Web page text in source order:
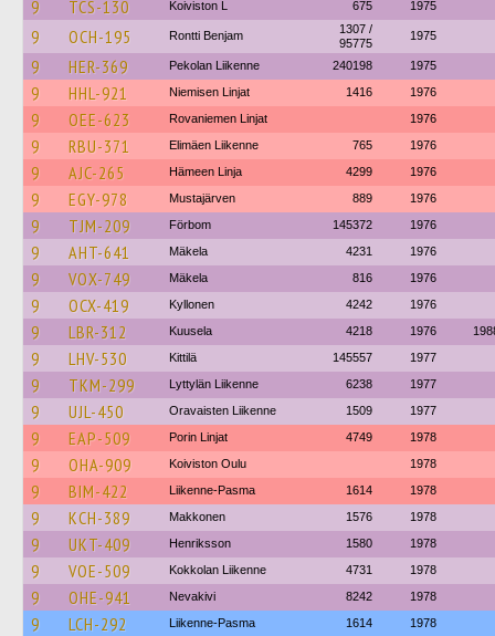
9 TCS-130 Koiviston L 675 1975
9 OCH-195 Rontti Benjam
1307 /
95775
1975
9 HER-369 Pekolan Liikenne 240198 1975
9 HHL-921 Niemisen Linjat 1416 1976
9 OEE-623 Rovaniemen Linjat 1976
9 RBU-371 Elimäen Liikenne 765 1976
9 AJC-265 Hämeen Linja 4299 1976
9 EGY-978 Mustajärven 889 1976
9 TJM-209 Förbom 145372 1976
9 AHT-641 Mäkela 4231 1976
9 VOX-749 Mäkela 816 1976
9 OCX-419 Kyllonen 4242 1976
9 LBR-312 Kuusela 4218 1976
9 LHV-530 Kittilä 145557 1977
9 TKM-299 Lyttylän Liikenne 6238 1977
9 UJL-450 Oravaisten Liikenne 1509 1977
9 EAP-509 Porin Linjat 4749 1978
9 OHA-909 Koiviston Oulu 1978
9 BIM-422 Liikenne-Pasma 1614 1978
9 KCH-389 Makkonen 1576 1978
9 UKT-409 Henriksson 1580 1978
9 VOE-509 Kokkolan Liikenne 4731 1978
9 OHE-941 Nevakivi 8242 1978
9 LCH-292 Liikenne-Pasma 1614 1978